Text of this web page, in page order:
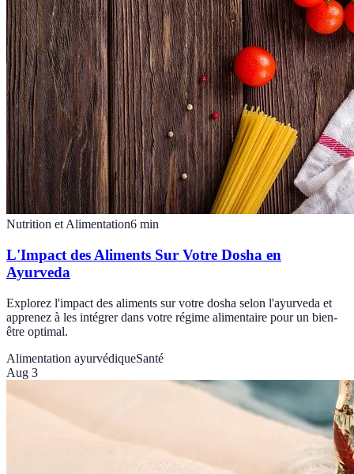
Nutrition et Alimentation6 min
L'Impact des Aliments Sur Votre Dosha en
Ayurveda
Explorez l'impact des aliments sur votre dosha selon l'ayurveda et
apprenez à les intégrer dans votre régime alimentaire pour un bien-
être optimal.
Alimentation ayurvédiqueSanté
Aug 3